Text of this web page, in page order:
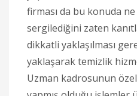
firması da bu konuda
sergilediğini zaten
dikkatli yaklaşılması
yaklaşarak temizlik
Uzman kadrosunun